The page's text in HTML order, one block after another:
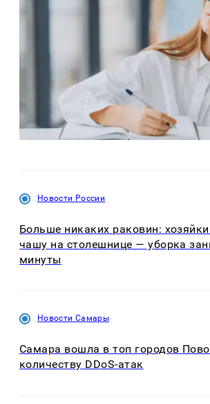
Новости России
Больше никаких раковин:
чашу на столешнице — уборка
минуты
Новости Самары
Самара вошла в топ городов
количеству DDoS-атак